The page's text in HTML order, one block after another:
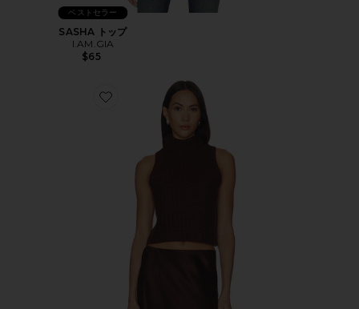
ベストセラー
SASHA トップ
I.AM.GIA
$65
Favorite SAIGE トップ